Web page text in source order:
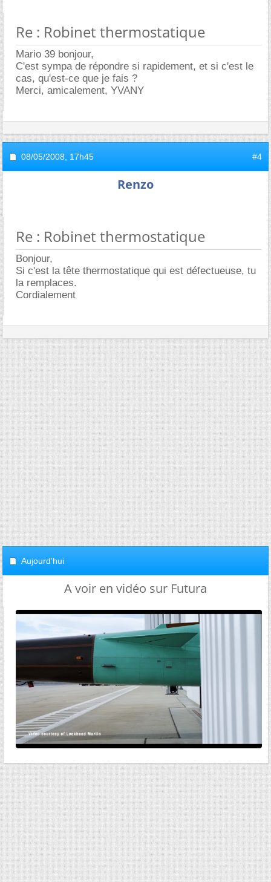
Re : Robinet thermostatique
Mario 39 bonjour,
C'est sympa de répondre si rapidement, et si c'est le
cas, qu'est-ce que je fais ?
Merci, amicalement, YVANY
08/05/2008, 17h45 #4
Renzo
Re : Robinet thermostatique
Bonjour,
Si c'est la tête thermostatique qui est défectueuse, tu
la remplaces.
Cordialement
Aujourd'hui
A voir en vidéo sur Futura